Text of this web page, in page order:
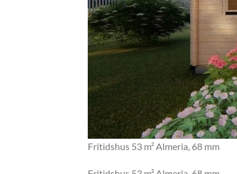
Fritidshus 53 m² Almeria, 68 mm